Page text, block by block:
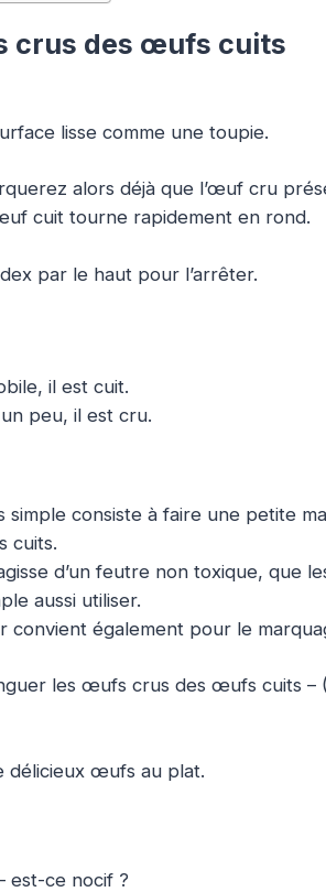
crus des œufs cuits
lisse comme une toupie.
alors déjà que l’œuf cru
cuit tourne rapidement en rond.
par le haut pour l’arrêter.
il est cuit.
peu, il est cru.
simple consiste à faire une petite
cuits.
d’un feutre non toxique, que
aussi utiliser.
convient également pour le
les œufs crus des œufs cuits –
délicieux œufs au plat.
est-ce nocif ?